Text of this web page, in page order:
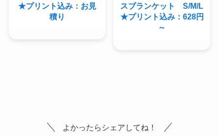
★プリント込み：お見
積り
スブランケット S/M/L
★プリント込み：628円
～
よかったらシェアしてね！